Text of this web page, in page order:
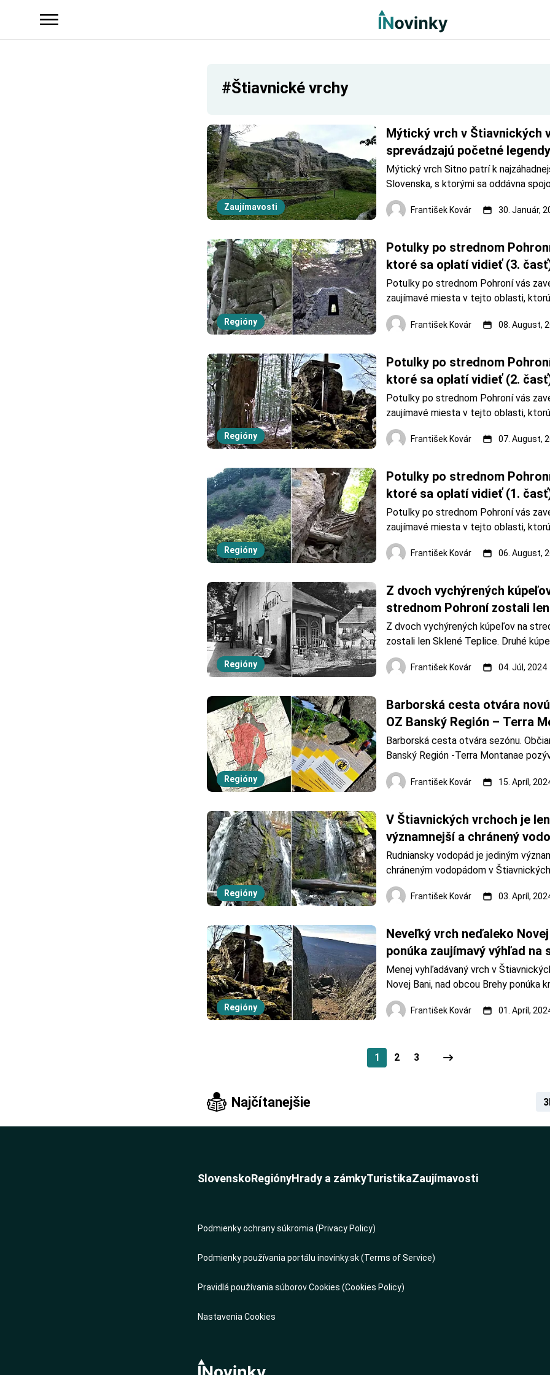
#Štiavnické vrchy
Zaujímavosti
Mýtický vrch v Štiavnických
sprevádzajú početné
(3. časť)
Mýtický vrch Sitno patrí k
Slovenska, s ktorými sa oddávna
legendy, povesti či ľudové pesničky.
najznámejšia povesť hovorí o
Jednou z legiend je aj p
František Kovár 30. Január,
Regióny
Potulky po strednom
ktoré sa oplatí vidieť (3.
Potulky po strednom Pohroní vás
zaujímavé miesta v tejto oblasti,
Žiar nad Hronom, Žarnovica a Banská
pod Sitnom. Zdroj: OZ KAMENICA
Bachovho absolutizmu (1849 – 1860)
František Kovár 08. August,
Regióny
Potulky po strednom
ktoré sa oplatí vidieť (2.
Potulky po strednom Pohroní vás
zaujímavé miesta v tejto oblasti,
Žiar nad Hronom, Žarnovica a Banská
Hulín. Fotoarchív: František Kovár
vrch Hulín (650
František Kovár 07. August,
Regióny
Potulky po strednom
ktoré sa oplatí vidieť (1.
Potulky po strednom Pohroní vás
zaujímavé miesta v tejto oblasti,
Žiar nad Hronom, Žarnovica a Banská
Szabóova skala. Fotoarchív: František
v roku 1907. Od roku 190
František Kovár 06. August,
Regióny
Z dvoch vychýrených
strednom Pohroní zostali len
Z dvoch vychýrených kúpeľov na
zostali len Sklené Teplice. Druhé
zanikli po rozsiahlom požiari v závere
úsiliu niekoľkých nadšencov sa už
písomná
František Kovár 04. Júl, 2024
Regióny
Barborská cesta otvára
OZ Banský Región – Terra
oslávi 10. výročie svojho
Barborská cesta otvára sezónu.
Banský Región -Terra Montanae
sezóny 2024, ktoré sa uskutoční 27.
(sobota) o 11:00 h v obci Ostrá Lúka
Montanae Otvorí sa prv&aa
František Kovár 15. Apríl,
Regióny
V Štiavnických vrchoch je
významnejší a chránený
Rudniansky vodopád je jediným
chráneným vodopádom v
prírodnú pamiatku je vyhlásený od
Štiavnické vrchy. Rudniansky vodopád.
vody je jeden z najkr
František Kovár 03. Apríl,
Regióny
Neveľký vrch neďaleko
ponúka zaujímavý výhľad na
Pohronie.
Menej vyhľadávaný vrch v
Novej Bani, nad obcou Brehy ponúka
veľkú časť stredného Pohronia.
nie je veľmi náročný a časovo dlhý.
František Kovár 01. Apríl,
1 2 3
Najčítanejšie
SlovenskoRegiónyHrady a zámkyTuristikaZaujímavosti
Podmienky ochrany súkromia (Privacy Policy)
Podmienky používania portálu inovinky.sk (Terms of Service)
Pravidlá používania súborov Cookies (Cookies Policy)
Nastavenia Cookies